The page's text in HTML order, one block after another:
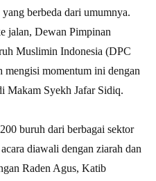
berbeda dari umumnya.
jalan, Dewan Pimpinan
Muslimin Indonesia (DPC
momentum ini dengan
Makam Syekh Jafar Sidiq.
buruh dari berbagai sektor
diawali dengan ziarah dan
Raden Agus, Katib